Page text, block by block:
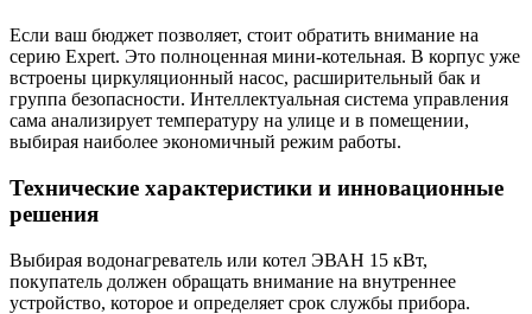
Если ваш бюджет позволяет, стоит обратить внимание на
серию Expert. Это полноценная мини-котельная. В корпус уже
встроены циркуляционный насос, расширительный бак и
группа безопасности. Интеллектуальная система управления
сама анализирует температуру на улице и в помещении,
выбирая наиболее экономичный режим работы.
Технические характеристики и инновационные
решения
Выбирая водонагреватель или котел ЭВАН 15 кВт,
покупатель должен обращать внимание на внутреннее
устройство, которое и определяет срок службы прибора.